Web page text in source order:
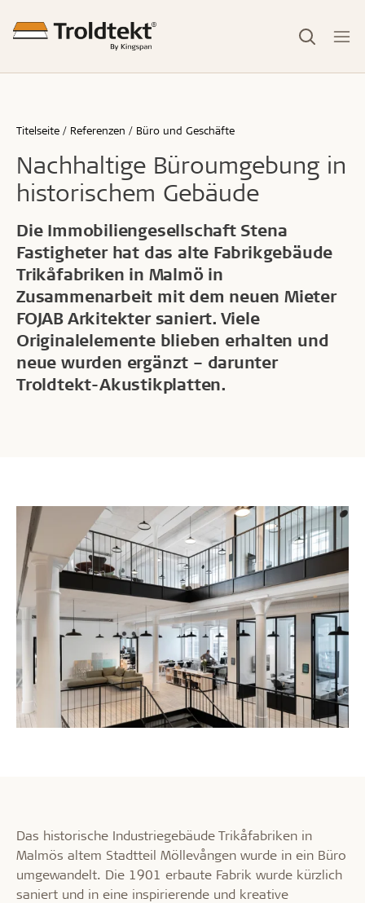
Titelseite Referenzen Büro und Geschäfte
Nachhaltige Büroumgebung in
historischem Gebäude
Die Immobiliengesellschaft Stena
Fastigheter hat das alte Fabrikgebäude
Trikåfabriken in Malmö in
Zusammenarbeit mit dem neuen Mieter
FOJAB Arkitekter saniert. Viele
Originalelemente blieben erhalten und
neue wurden ergänzt – darunter
Troldtekt-Akustikplatten.
Das historische Industriegebäude Trikåfabriken in
Malmös altem Stadtteil Möllevången wurde in ein Büro
umgewandelt. Die 1901 erbaute Fabrik wurde kürzlich
saniert und in eine inspirierende und kreative